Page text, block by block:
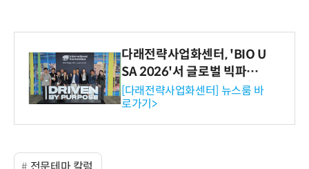
다래전략사업화센터, 'BIO U
SA 2026'서 글로벌 빅파마
와의 비즈니스 미팅 지원…K
-바이오 해외 진출 교두보 확
보
[다래전략사업화센터] 뉴스룸 바
로가기>